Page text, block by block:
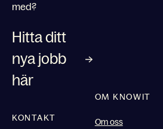
med?
Hitta ditt
nya jobb
här
KONTAKT
OM KNOWIT
Om oss